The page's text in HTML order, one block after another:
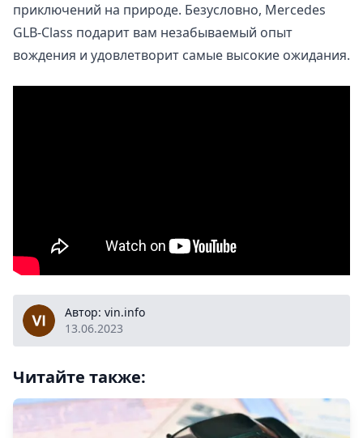
приключений на природе. Безусловно, Mercedes
GLB-Class подарит вам незабываемый опыт
вождения и удовлетворит самые высокие ожидания.
vin.infoАвтор: vin.info
13.06.2023
Читайте также: